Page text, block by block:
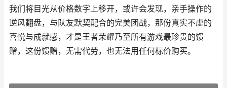
我们将目光从价格数字上移开，或许会发现，亲手操作的
逆风翻盘，与队友默契配合的完美团战，那份真实不虚的
喜悦与成就感，才是王者荣耀乃至所有游戏最珍贵的馈
赠，这份馈赠，无需代劳，也无法用任何标价购买。